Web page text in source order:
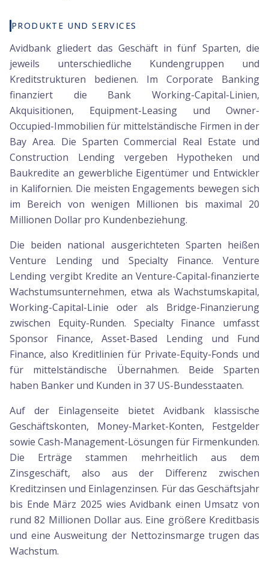
PRODUKTE UND SERVICES
Avidbank gliedert das Geschäft in fünf Sparten, die
jeweils unterschiedliche Kundengruppen und
Kreditstrukturen bedienen. Im Corporate Banking
finanziert die Bank Working-Capital-Linien,
Akquisitionen, Equipment-Leasing und Owner-
Occupied-Immobilien für mittelständische Firmen in der
Bay Area. Die Sparten Commercial Real Estate und
Construction Lending vergeben Hypotheken und
Baukredite an gewerbliche Eigentümer und Entwickler
in Kalifornien. Die meisten Engagements bewegen sich
im Bereich von wenigen Millionen bis maximal 20
Millionen Dollar pro Kundenbeziehung.
Die beiden national ausgerichteten Sparten heißen
Venture Lending und Specialty Finance. Venture
Lending vergibt Kredite an Venture-Capital-finanzierte
Wachstumsunternehmen, etwa als Wachstumskapital,
Working-Capital-Linie oder als Bridge-Finanzierung
zwischen Equity-Runden. Specialty Finance umfasst
Sponsor Finance, Asset-Based Lending und Fund
Finance, also Kreditlinien für Private-Equity-Fonds und
für mittelständische Übernahmen. Beide Sparten
haben Banker und Kunden in 37 US-Bundesstaaten.
Auf der Einlagenseite bietet Avidbank klassische
Geschäftskonten, Money-Market-Konten, Festgelder
sowie Cash-Management-Lösungen für Firmenkunden.
Die Erträge stammen mehrheitlich aus dem
Zinsgeschäft, also aus der Differenz zwischen
Kreditzinsen und Einlagenzinsen. Für das Geschäftsjahr
bis Ende März 2025 wies Avidbank einen Umsatz von
rund 82 Millionen Dollar aus. Eine größere Kreditbasis
und eine Ausweitung der Nettozinsmarge trugen das
Wachstum.